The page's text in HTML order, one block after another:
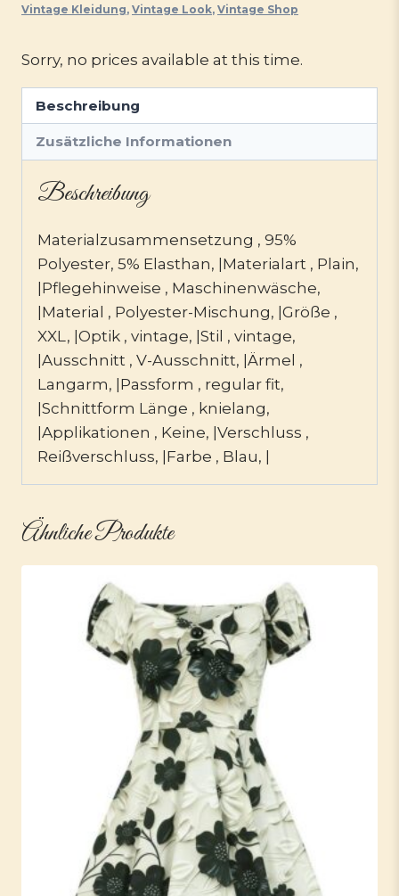
Vintage Kleidung, Vintage Look, Vintage Shop
Sorry, no prices available at this time.
Beschreibung
Zusätzliche Informationen
Beschreibung
Materialzusammensetzung , 95%
Polyester, 5% Elasthan, |Materialart , Plain,
|Pflegehinweise , Maschinenwäsche,
|Material , Polyester-Mischung, |Größe ,
XXL, |Optik , vintage, |Stil , vintage,
|Ausschnitt , V-Ausschnitt, |Ärmel ,
Langarm, |Passform , regular fit,
|Schnittform Länge , knielang,
|Applikationen , Keine, |Verschluss ,
Reißverschluss, |Farbe , Blau, |
Ähnliche Produkte